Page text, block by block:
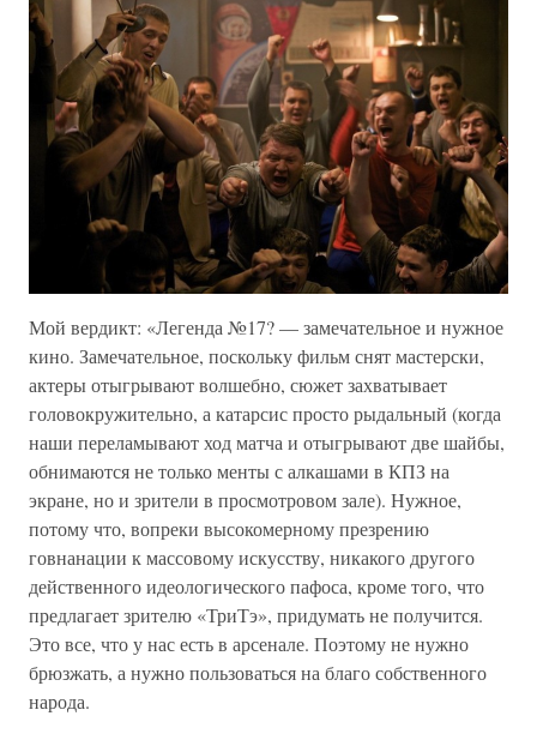
Мой вердикт: «Легенда №17? — замечательное и нужное
кино. Замечательное, поскольку фильм снят мастерски,
актеры отыгрывают волшебно, сюжет захватывает
головокружительно, а катарсис просто рыдальный (когда
наши переламывают ход матча и отыгрывают две шайбы,
обнимаются не только менты с алкашами в КПЗ на
экране, но и зрители в просмотровом зале). Нужное,
потому что, вопреки высокомерному презрению
говнанации к массовому искусству, никакого другого
действенного идеологического пафоса, кроме того, что
предлагает зрителю «ТриТэ», придумать не получится.
Это все, что у нас есть в арсенале. Поэтому не нужно
брюзжать, а нужно пользоваться на благо собственного
народа.